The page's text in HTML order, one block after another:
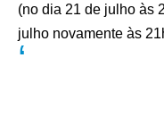
(no dia 21 de julho às
julho novamente às